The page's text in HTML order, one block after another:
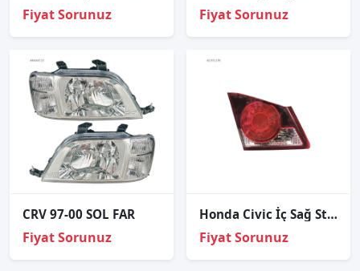
Fiyat Sorunuz Fiyat Sorunuz
CRV 97-00 SOL FAR
Fiyat Sorunuz
Honda Civic İç Sağ Stop Lambası 2007-2009
Fiyat Sorunuz